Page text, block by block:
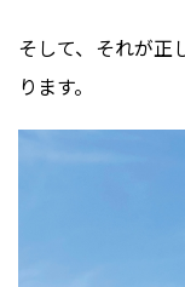
そして、それが正
ります。